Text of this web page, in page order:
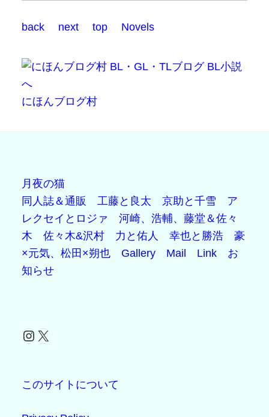
back next top Novels
にほんブログ村
月夜の猫
同人誌＆通販
工藤と良太 京助と千雪
ア
レクセイとロジァ
河崎、浩輔、藤堂＆佐々
木
佐々木&沢村 力と佑人 幸也と勝浩
豪
×元気、松田×朔也
Gallery Mail Link
お
知らせ
Instagram
X
このサイトについて